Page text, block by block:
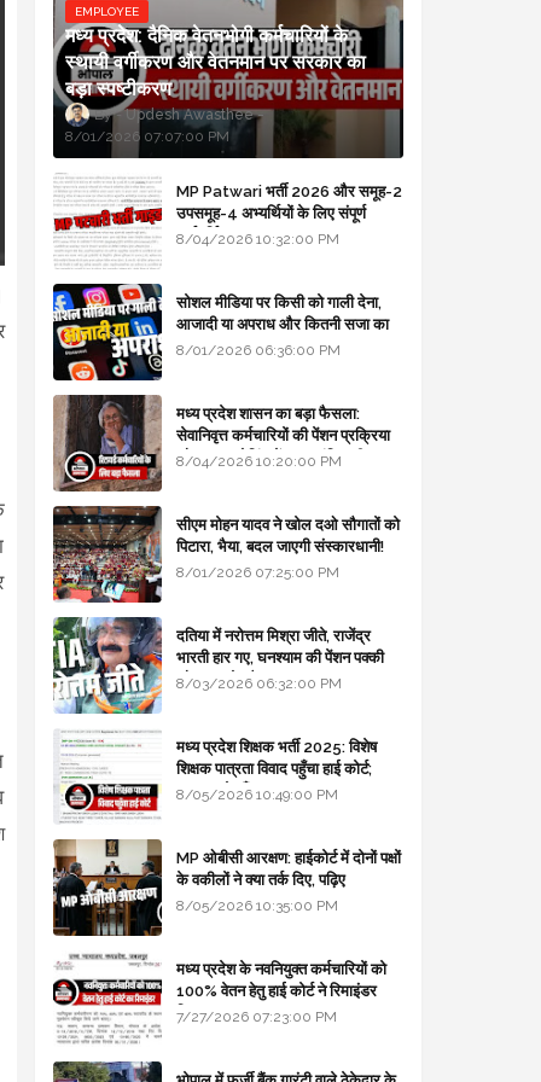
EMPLOYEE
मध्य प्रदेश: दैनिक वेतनभोगी कर्मचारियों के
स्थायी वर्गीकरण और वेतनमान पर सरकार का
बड़ा स्पष्टीकरण
Updesh Awasthee
8/01/2026 07:07:00 PM
MP Patwari भर्ती 2026 और समूह-2
उपसमूह-4 अभ्यर्थियों के लिए संपूर्ण
मार्गदर्शिका
8/04/2026 10:32:00 PM
सोशल मीडिया पर किसी को गाली देना,
आजादी या अपराध और कितनी सजा का
प्रावधान - free legal advice
8/01/2026 06:36:00 PM
मध्य प्रदेश शासन का बड़ा फैसला:
सेवानिवृत्त कर्मचारियों की पेंशन प्रक्रिया
और बजट कोडिंग में हुए क्रांतिकारी
8/04/2026 10:20:00 PM
सीएम मोहन यादव ने खोल दओ सौगातों को
पिटारा, भैया, बदल जाएगी संस्कारधानी!
8/01/2026 07:25:00 PM
दतिया में नरोत्तम मिश्रा जीते, राजेंद्र
भारती हार गए, घनश्याम की पेंशन पक्की
और आशुतोष बैक टू...
8/03/2026 06:32:00 PM
मध्य प्रदेश शिक्षक भर्ती 2025: विशेष
शिक्षक पात्रता विवाद पहुँचा हाई कोर्ट;
सरकार से माँगा जवाब
8/05/2026 10:49:00 PM
MP ओबीसी आरक्षण: हाईकोर्ट में दोनों पक्षों
के वकीलों ने क्या तर्क दिए, पढ़िए
8/05/2026 10:35:00 PM
मध्य प्रदेश के नवनियुक्त कर्मचारियों को
100% वेतन हेतु हाई कोर्ट ने रिमाइंडर
लिखा
7/27/2026 07:23:00 PM